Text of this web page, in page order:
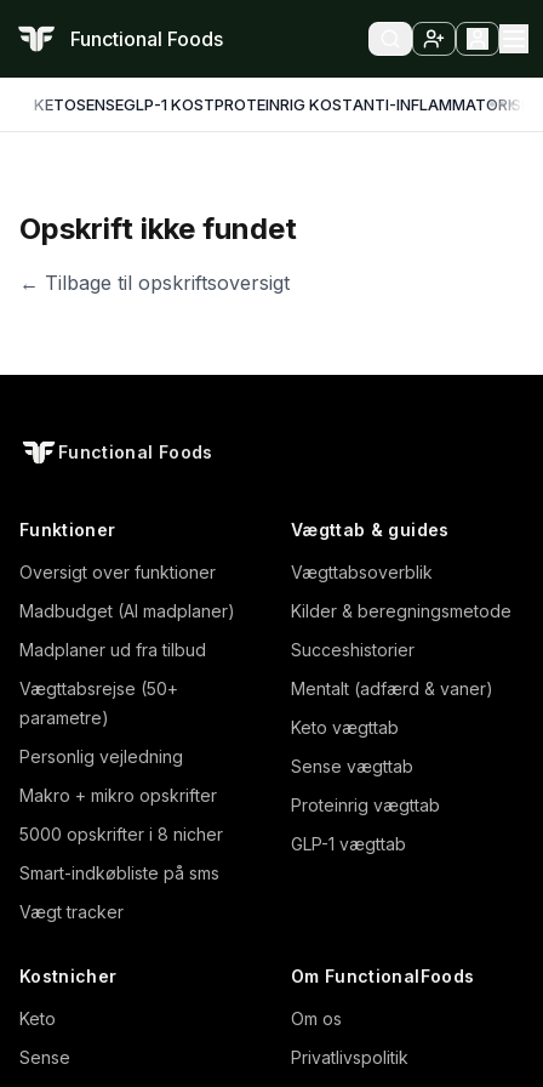
Functional Foods
KETOSENSEGLP-1 KOSTPROTEINRIG KOSTANTI-INFLAMMATORISK
Opskrift ikke fundet
← Tilbage til opskriftsoversigt
Functional Foods
Funktioner
Oversigt over funktioner
Madbudget (AI madplaner)
Madplaner ud fra tilbud
Vægttabsrejse (50+
parametre)
Personlig vejledning
Makro + mikro opskrifter
5000 opskrifter i 8 nicher
Smart-indkøbliste på sms
Vægt tracker
Vægttab & guides
Vægttabsoverblik
Kilder & beregningsmetode
Succeshistorier
Mentalt (adfærd & vaner)
Keto vægttab
Sense vægttab
Proteinrig vægttab
GLP-1 vægttab
Kostnicher
Keto
Sense
Om FunctionalFoods
Om os
Privatlivspolitik